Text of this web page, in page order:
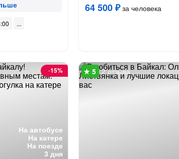
64 500 ₽за человека
На автобусе
На катере
На поезде
3 дня
-15% 2 отзыва